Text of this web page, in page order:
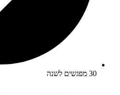
30 מפגשים לשנה